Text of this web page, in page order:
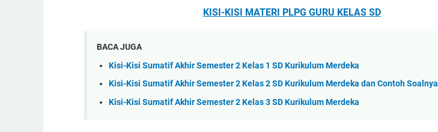
KISI-KISI MATERI PLPG GURU KELAS SD
BACA JUGA
Kisi-Kisi Sumatif Akhir Semester 2 Kelas 1 SD Kurikulum Merdeka
Kisi-Kisi Sumatif Akhir Semester 2 Kelas 2 SD Kurikulum Merdeka dan Contoh Soalnya
Kisi-Kisi Sumatif Akhir Semester 2 Kelas 3 SD Kurikulum Merdeka